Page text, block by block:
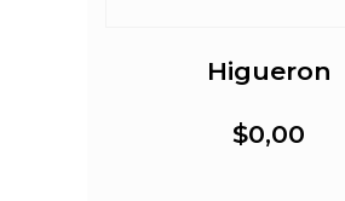
Higueron
$0,00